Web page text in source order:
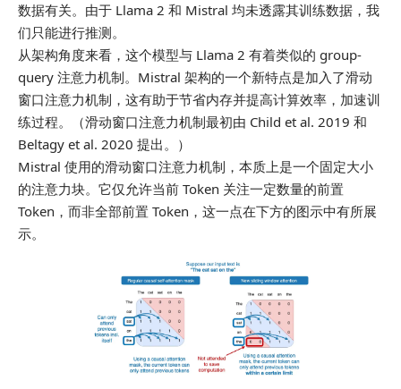
数据有关。由于 Llama 2 和 Mistral 均未透露其训练数据，我
们只能进行推测。
从架构角度来看，这个模型与 Llama 2 有着类似的 group-
query 注意力机制。Mistral 架构的一个新特点是加入了滑动
窗口注意力机制，这有助于节省内存并提高计算效率，加速训
练过程。（滑动窗口注意力机制最初由 Child et al. 2019 和
Beltagy et al. 2020 提出。）
Mistral 使用的滑动窗口注意力机制，本质上是一个固定大小
的注意力块。它仅允许当前 Token 关注一定数量的前置
Token，而非全部前置 Token，这一点在下方的图示中有所展
示。